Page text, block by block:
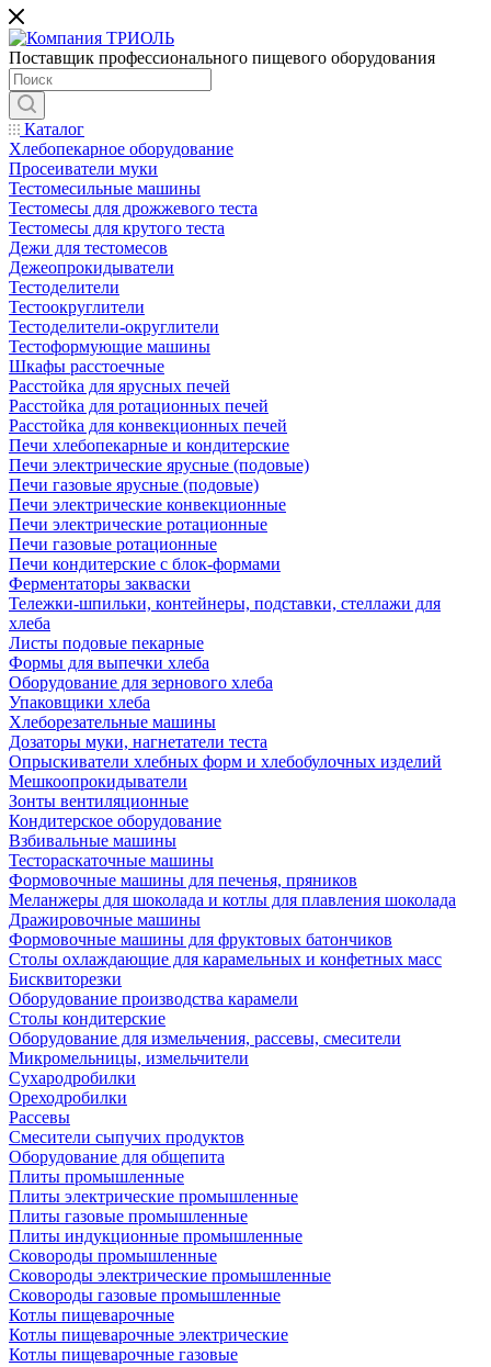
Поставщик профессионального пищевого оборудования
Каталог
Хлебопекарное оборудование
Просеиватели муки
Тестомесильные машины
Тестомесы для дрожжевого теста
Тестомесы для крутого теста
Дежи для тестомесов
Дежеопрокидыватели
Тестоделители
Тестоокруглители
Тестоделители-округлители
Тестоформующие машины
Шкафы расстоечные
Расстойка для ярусных печей
Расстойка для ротационных печей
Расстойка для конвекционных печей
Печи хлебопекарные и кондитерские
Печи электрические ярусные (подовые)
Печи газовые ярусные (подовые)
Печи электрические конвекционные
Печи электрические ротационные
Печи газовые ротационные
Печи кондитерские с блок-формами
Ферментаторы закваски
Тележки-шпильки, контейнеры, подставки, стеллажи для
хлеба
Листы подовые пекарные
Формы для выпечки хлеба
Оборудование для зернового хлеба
Упаковщики хлеба
Хлеборезательные машины
Дозаторы муки, нагнетатели теста
Опрыскиватели хлебных форм и хлебобулочных изделий
Мешкоопрокидыватели
Зонты вентиляционные
Кондитерское оборудование
Взбивальные машины
Тестораскаточные машины
Формовочные машины для печенья, пряников
Меланжеры для шоколада и котлы для плавления шоколада
Дражировочные машины
Формовочные машины для фруктовых батончиков
Столы охлаждающие для карамельных и конфетных масс
Бисквиторезки
Оборудование производства карамели
Столы кондитерские
Оборудование для измельчения, рассевы, смесители
Микромельницы, измельчители
Сухародробилки
Ореходробилки
Рассевы
Смесители сыпучих продуктов
Оборудование для общепита
Плиты промышленные
Плиты электрические промышленные
Плиты газовые промышленные
Плиты индукционные промышленные
Сковороды промышленные
Сковороды электрические промышленные
Сковороды газовые промышленные
Котлы пищеварочные
Котлы пищеварочные электрические
Котлы пищеварочные газовые